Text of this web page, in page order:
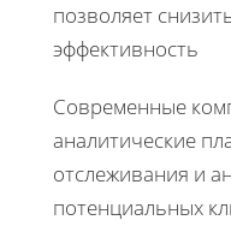
позволяет
эффективность
Современные
аналитические
отслеживания и
потенциальных